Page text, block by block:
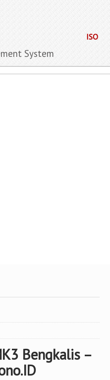
System
ISO
Bengkalis –